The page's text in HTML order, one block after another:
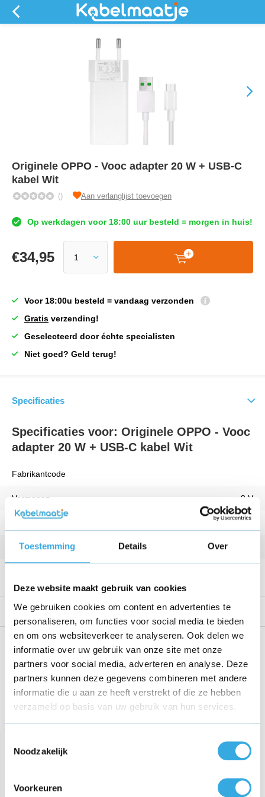
Toestemming Details Over
Deze website maakt gebruik van cookies
We gebruiken cookies om content en advertenties te
personaliseren, om functies voor social media te bieden
en om ons websiteverkeer te analyseren. Ook delen we
informatie over uw gebruik van onze site met onze
partners voor social media, adverteren en analyse. Deze
partners kunnen deze gegevens combineren met andere
informatie die u aan ze heeft verstrekt of die ze hebben
verzameld op basis van uw gebruik van hun services.
Noodzakelijk
Voorkeuren
Originele OPPO - Vooc adapter 20 W + USB-C
kabel Wit
() Aan verlanglijst toevoegen
Op werkdagen voor 18:00 uur besteld = morgen in huis!
€34,95
Voor 18:00u besteld = vandaag verzonden
Gratis verzending!
Geselecteerd door échte specialisten
Niet goed? Geld terug!
Specificaties
Specificaties voor: Originele OPPO - Vooc
adapter 20 W + USB-C kabel Wit
Fabrikantcode
Vermogen 9 V
Zwart
Kabellengte
Reviews